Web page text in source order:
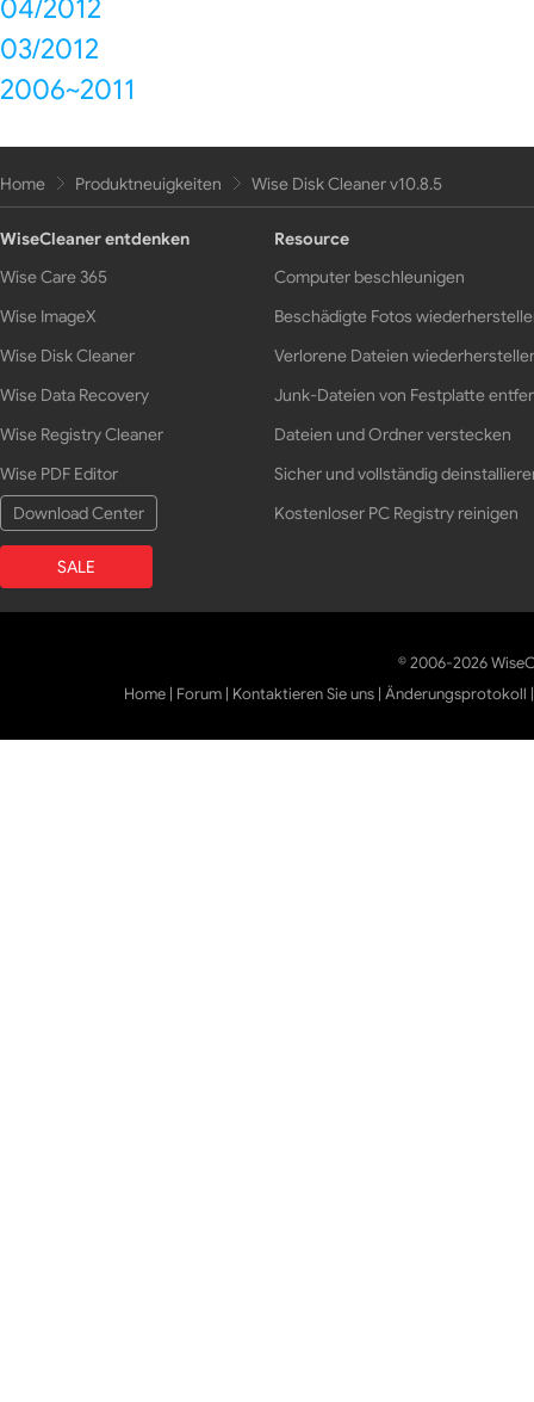
04/2012
03/2012
2006~2011
Home Produktneuigkeiten Wise Disk Cleaner v10.8.5
WiseCleaner entdenken
Wise Care 365
Wise ImageX
Wise Disk Cleaner
Wise Data Recovery
Wise Registry Cleaner
Wise PDF Editor
Download Center
SALE
Resource
Computer beschleunigen
Beschädigte Fotos
Verlorene Dateien
Junk-Dateien von Festplatte
Dateien und Ordner verstecken
Sicher und vollständig
Kostenloser PC Registry reinigen
© 2006-2026
Home | Forum | Kontaktieren Sie uns |Änderungsprotokoll